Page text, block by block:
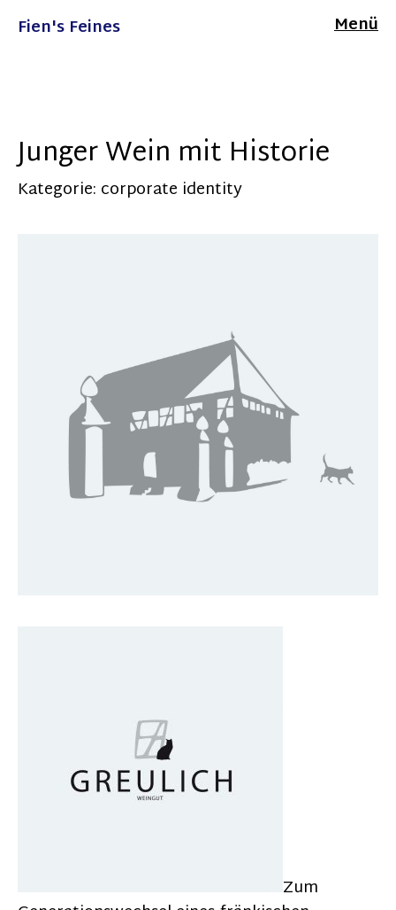
Fien's Feines Menü
Junger Wein mit Historie
Kategorie: corporate identity
Zum